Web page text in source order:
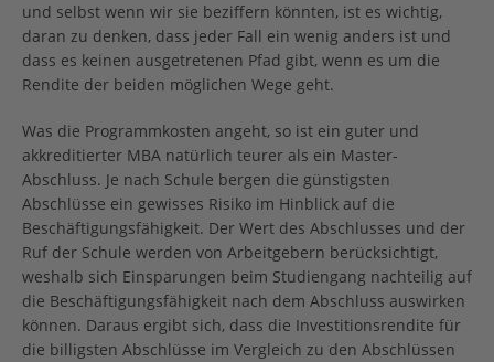
und selbst wenn wir sie beziffern könnten, ist es wichtig,
daran zu denken, dass jeder Fall ein wenig anders ist und
dass es keinen ausgetretenen Pfad gibt, wenn es um die
Rendite der beiden möglichen Wege geht.
Was die Programmkosten angeht, so ist ein guter und
akkreditierter MBA natürlich teurer als ein Master-
Abschluss. Je nach Schule bergen die günstigsten
Abschlüsse ein gewisses Risiko im Hinblick auf die
Beschäftigungsfähigkeit. Der Wert des Abschlusses und der
Ruf der Schule werden von Arbeitgebern berücksichtigt,
weshalb sich Einsparungen beim Studiengang nachteilig auf
die Beschäftigungsfähigkeit nach dem Abschluss auswirken
können. Daraus ergibt sich, dass die Investitionsrendite für
die billigsten Abschlüsse im Vergleich zu den Abschlüssen